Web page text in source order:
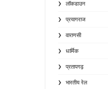
लॉकडाउन
प्रयागराज
वाराणसी
धार्मिक
प्रतापगढ़
भारतीय रेल